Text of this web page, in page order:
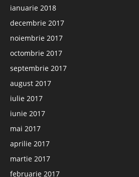
ianuarie 2018
decembrie 2017
noiembrie 2017
octombrie 2017
septembrie 2017
august 2017
iulie 2017
iunie 2017
mai 2017
aprilie 2017
martie 2017
februarie 2017